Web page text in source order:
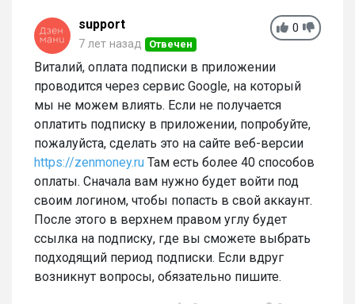
0
support
7 лет назад Отвечен
Виталий, оплата подписки в приложении
проводится через сервис Google, на который
мы не можем влиять. Если не получается
оплатить подписку в приложении, попробуйте,
пожалуйста, сделать это на сайте веб-версии
https://zenmoney.ru Там есть более 40 способов
оплаты. Сначала вам нужно будет войти под
своим логином, чтобы попасть в свой аккаунт.
После этого в верхнем правом углу будет
ссылка на подписку, где вы сможете выбрать
подходящий период подписки. Если вдруг
возникнут вопросы, обязательно пишите.